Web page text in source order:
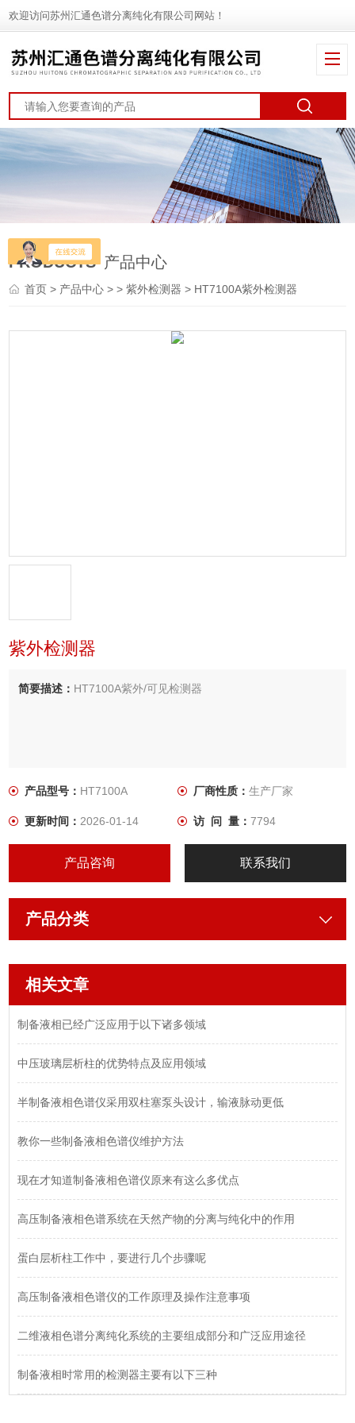
欢迎访问苏州汇通色谱分离纯化有限公司网站！
PRODUCTS 产品中心
首页> 产品中心 > >紫外检测器 > HT7100A紫外检测器
紫外检测器
简要描述： HT7100A紫外/可见检测器
产品型号： HT7100A 厂商性质： 生产厂家
更新时间：2026-01-14 访 问 量： 7794
产品咨询 联系我们
产品分类
相关文章
制备液相已经广泛应用于以下诸多领域
中压玻璃层析柱的优势特点及应用领域
半制备液相色谱仪采用双柱塞泵头设计，输液脉动更低
教你一些制备液相色谱仪维护方法
现在才知道制备液相色谱仪原来有这么多优点
高压制备液相色谱系统在天然产物的分离与纯化中的作用
蛋白层析柱工作中，要进行几个步骤呢
高压制备液相色谱仪的工作原理及操作注意事项
二维液相色谱分离纯化系统的主要组成部分和广泛应用途径
制备液相时常用的检测器主要有以下三种